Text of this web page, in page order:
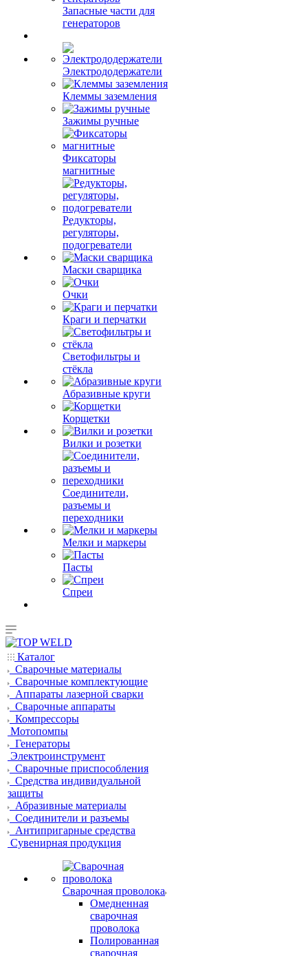
Запасные части для
генераторов
Электрододержатели
Клеммы заземления
Зажимы ручные
Фиксаторы
магнитные
Редукторы,
регуляторы,
подогреватели
Маски сварщика
Очки
Краги и перчатки
Светофильтры и
стёкла
Абразивные круги
Корщетки
Вилки и розетки
Соединители,
разъемы и
переходники
Мелки и маркеры
Пасты
Спреи
Каталог
Сварочные материалы
Сварочные комплектующие
Аппараты лазерной сварки
Сварочные аппараты
Компрессоры
Мотопомпы
Генераторы
Электроинструмент
Сварочные приспособления
Средства индивидуальной
защиты
Абразивные материалы
Соединители и разъемы
Антипригарные средства
Сувенирная продукция
Сварочная проволока
Омедненная
сварочная
проволока
Полированная
сварочная